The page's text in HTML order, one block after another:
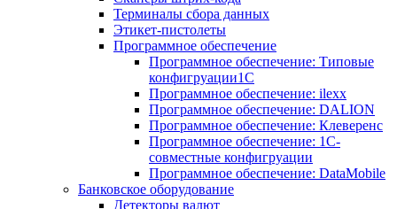
Терминалы сбора данных
Этикет-пистолеты
Программное обеспечение
Программное обеспечение: Типовые
конфигруации1С
Программное обеспечение: ilexx
Программное обеспечение: DALION
Программное обеспечение: Клеверенс
Программное обеспечение: 1С-
совместные конфигруации
Программное обеспечение: DataMobile
Банковское оборудование
Детекторы валют